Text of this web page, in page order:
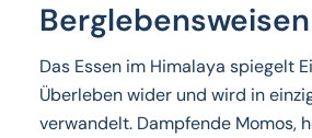
Berglebensweisen
Das Essen im Himalaya spiegelt
Überleben wider und wird in
verwandelt. Dampfende Momos,